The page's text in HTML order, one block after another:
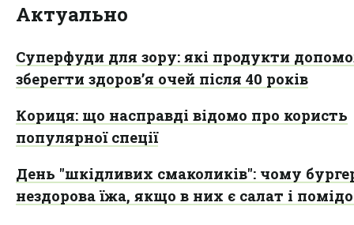
Актуально
Суперфуди для зору: які продукти
зберегти здоров’я очей після 40 років
Кориця: що насправді відомо про користь
популярної спеції
День "шкідливих смаколиків": чому
нездорова їжа, якщо в них є салат і